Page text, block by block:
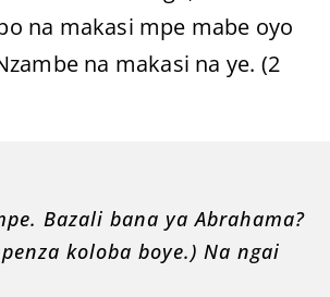
na makasi mpe mabe oyo
na makasi na ye. (2
Bazali bana ya Abrahama?
koloba boye.) Na ngai